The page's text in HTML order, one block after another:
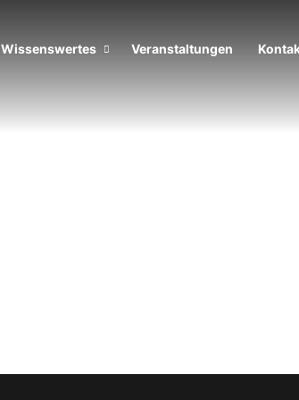
Wissenswertes Veranstaltungen